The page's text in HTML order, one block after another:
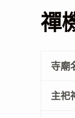
禪
寺廟
主祀